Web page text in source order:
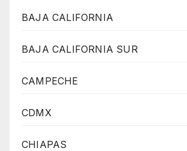
BAJA CALIFORNIA
BAJA CALIFORNIA SUR
CAMPECHE
CDMX
CHIAPAS